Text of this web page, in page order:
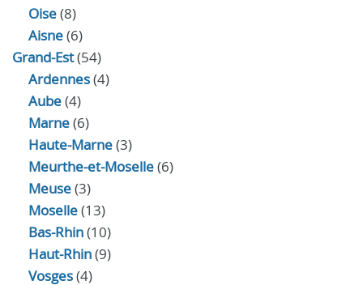
Oise(8)
Aisne(6)
Grand-Est(54)
Ardennes(4)
Aube(4)
Marne(6)
Haute-Marne(3)
Meurthe-et-Moselle(6)
Meuse(3)
Moselle(13)
Bas-Rhin(10)
Haut-Rhin(9)
Vosges(4)